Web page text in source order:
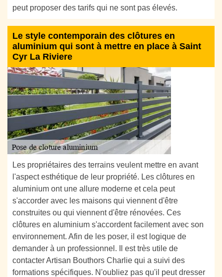
peut proposer des tarifs qui ne sont pas élevés.
Le style contemporain des clôtures en
aluminium qui sont à mettre en place à Saint
Cyr La Riviere
Les propriétaires des terrains veulent mettre en avant
l'aspect esthétique de leur propriété. Les clôtures en
aluminium ont une allure moderne et cela peut
s'accorder avec les maisons qui viennent d'être
construites ou qui viennent d'être rénovées. Ces
clôtures en aluminium s'accordent facilement avec son
environnement. Afin de les poser, il est logique de
demander à un professionnel. Il est très utile de
contacter Artisan Bouthors Charlie qui a suivi des
formations spécifiques. N'oubliez pas qu'il peut dresser